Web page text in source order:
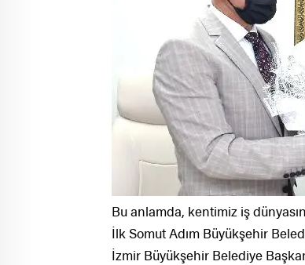
Bu anlamda, kentimiz iş
İlk Somut Adım Büyükşehir
İzmir Büyükşehir Belediye